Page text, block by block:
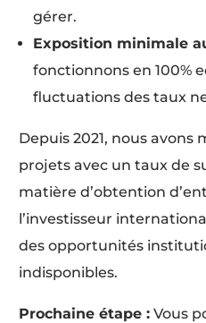
gérer.
Exposition minimale
fonctionnons en 100%
fluctuations des taux
Depuis 2021, nous avons
projets avec un taux de
matière d’obtention
l’investisseur
des opportunités
indisponibles.
Prochaine étape : Vous